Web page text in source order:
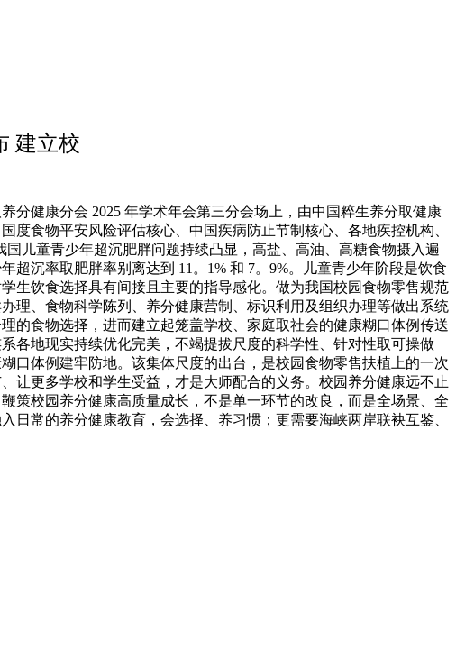
建立校
健康分会 2025 年学术年会第三分会场上，由中国粹生养分取健康
食物平安风险评估核心、中国疾病防止节制核心、各地疾控机构、
儿童青少年超沉肥胖问题持续凸显，高盐、高油、高糖食物摄入遍
沉率取肥胖率别离达到 11。1% 和 7。9%。儿童青少年阶段是饮食
生饮食选择具有间接且主要的指导感化。做为我国校园食物零售规范
理、食物科学陈列、养分健康营制、标识利用及组织办理等做出系统
的食物选择，进而建立起笼盖学校、家庭取社会的健康糊口体例传送
各地现实持续优化完美，不竭提拔尺度的科学性、针对性取可操做
口体例建牢防地。该集体尺度的出台，是校园食物零售扶植上的一次
让更多学校和学生受益，才是大师配合的义务。校园养分健康远不止
策校园养分健康高质量成长，不是单一环节的改良，而是全场景、全
常的养分健康教育，会选择、养习惯；更需要海峡两岸联袂互鉴、